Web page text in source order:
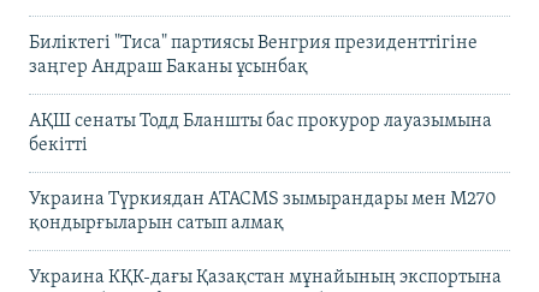
Биліктегі "Тиса" партиясы Венгрия президенттігіне
заңгер Андраш Баканы ұсынбақ
АҚШ сенаты Тодд Бланшты бас прокурор лауазымына
бекітті
Украина Түркиядан ATACMS зымырандары мен M270
қондырғыларын сатып алмақ
Украина КҚК-дағы Қазақстан мұнайының экспортына